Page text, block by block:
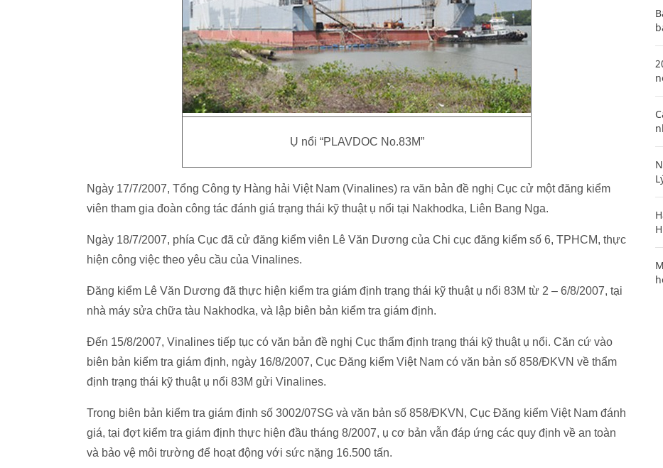
Ụ nổi “PLAVDOC No.83M”
Ngày 17/7/2007, Tổng Công ty Hàng hải Việt Nam (Vinalines) ra văn bản đề nghị Cục cử một đăng kiểm
viên tham gia đoàn công tác đánh giá trạng thái kỹ thuật ụ nổi tại Nakhodka, Liên Bang Nga.
Ngày 18/7/2007, phía Cục đã cử đăng kiểm viên Lê Văn Dương của Chi cục đăng kiểm số 6, TPHCM, thực
hiện công việc theo yêu cầu của Vinalines.
Đăng kiểm Lê Văn Dương đã thực hiện kiểm tra giám định trạng thái kỹ thuật ụ nổi 83M từ 2 – 6/8/2007, tại
nhà máy sửa chữa tàu Nakhodka, và lập biên bản kiểm tra giám định.
Đến 15/8/2007, Vinalines tiếp tục có văn bản đề nghị Cục thẩm định trạng thái kỹ thuật ụ nổi. Căn cứ vào
biên bản kiểm tra giám định, ngày 16/8/2007, Cục Đăng kiểm Việt Nam có văn bản số 858/ĐKVN về thẩm
định trạng thái kỹ thuật ụ nổi 83M gửi Vinalines.
Trong biên bản kiểm tra giám định số 3002/07SG và văn bản số 858/ĐKVN, Cục Đăng kiểm Việt Nam đánh
giá, tại đợt kiểm tra giám định thực hiện đầu tháng 8/2007, ụ cơ bản vẫn đáp ứng các quy định về an toàn
và bảo vệ môi trường để hoạt động với sức nặng 16.500 tấn.